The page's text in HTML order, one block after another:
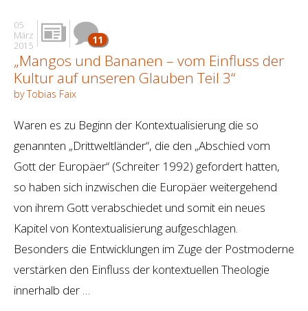
05
März
2015
11
„Mangos und Bananen – vom Einfluss der
Kultur auf unseren Glauben Teil 3“
by Tobias Faix
Waren es zu Beginn der Kontextualisierung die so
genannten „Drittweltländer“, die den „Abschied vom
Gott der Europäer“ (Schreiter 1992) gefordert hatten,
so haben sich inzwischen die Europäer weitergehend
von ihrem Gott verabschiedet und somit ein neues
Kapitel von Kontextualisierung aufgeschlagen.
Besonders die Entwicklungen im Zuge der Postmoderne
verstärken den Einfluss der kontextuellen Theologie
innerhalb der …